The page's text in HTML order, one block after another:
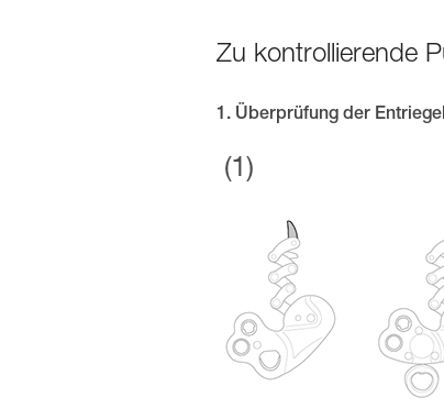
Zu kontrollierende
1. Überprüfung der